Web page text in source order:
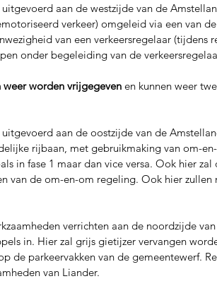
aan de westzijde van de
verkeer) omgeleid via een van
van een verkeersregelaar (tijdens
onder begeleiding van de
worden vrijgegeven en kunnen weer
aan de oostzijde van de
rijbaan, met gebruikmaking van om-
in fase 1 maar dan vice versa. Ook hier
van de om-en-om regeling. Ook hier
verrichten aan de noordzijde
in. Hier zal grijs gietijzer vervangen
de parkeervakken van de gemeentewerf.
van Liander.